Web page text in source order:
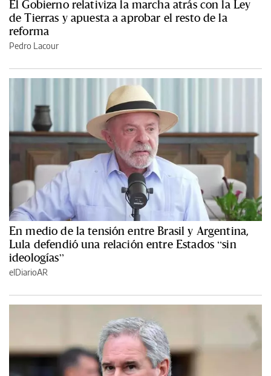
El Gobierno relativiza la marcha atrás con la Ley
de Tierras y apuesta a aprobar el resto de la
reforma
Pedro Lacour
En medio de la tensión entre Brasil y Argentina,
Lula defendió una relación entre Estados “sin
ideologías”
elDiarioAR